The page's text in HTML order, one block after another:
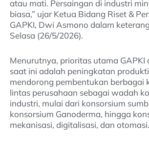
atau mati. Persaingan di industri
biasa,” ujar Ketua Bidang Riset &
GAPKI, Dwi Asmono dalam
Selasa (26/5/2026).
Menurutnya, prioritas utama GAPKI
saat ini adalah peningkatan
mendorong pembentukan berbagai
lintas perusahaan sebagai wadah
industri, mulai dari konsorsium
konsorsium Ganoderma, hingga
mekanisasi, digitalisasi, dan otomasi.